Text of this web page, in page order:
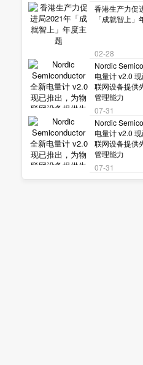
香港生产力促
「成就智上」
02-28
Nordic
电量计 v2.0
联网设备提供
管理能力
07-31
Nordic
电量计 v2.0
联网设备提供
管理能力
07-31